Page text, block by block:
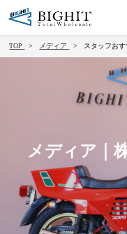
TOP メディア スタッフおす
メディア｜